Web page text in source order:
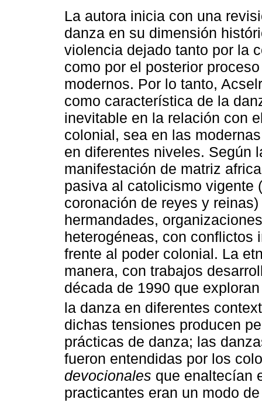
La autora inicia con una
danza en su dimensión
violencia dejado tanto por la
como por el posterior
modernos. Por lo tanto,
como característica de la
inevitable en la relación con
colonial, sea en las
en diferentes niveles. Según
manifestación de matriz
pasiva al catolicismo vigente
coronación de reyes y
hermandades,
heterogéneas, con conflictos
frente al poder colonial. La
manera, con trabajos
década de 1990 que
la danza en diferentes
dichas tensiones producen
prácticas de danza; las
fueron entendidas por los
devocionales que enaltecían
practicantes eran un modo